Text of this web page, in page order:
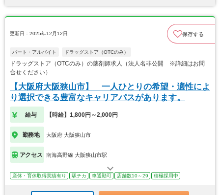
更新日：2025年12月12日 保存する
パート・アルバイト ドラッグストア（OTCのみ）
ドラッグストア（OTCのみ）の薬剤師求人（法人名非公開 ※詳細はお問
合せください）
【大阪府大阪狭山市】 一人ひとりの希望・適性によ
り選択できる豊富なキャリアパスがあります。
給与 【時給】1,800円～2,000円
勤務地 大阪府 大阪狭山市
アクセス 南海高野線 大阪狭山市駅
産休・育休取得実績有り 駅チカ 車通勤可 店舗数10～29 積極採用中